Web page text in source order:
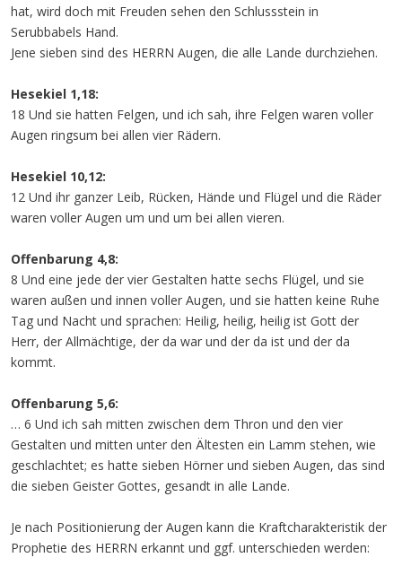
hat, wird doch mit Freuden sehen den Schlussstein in
Serubbabels Hand.
Jene sieben sind des HERRN Augen, die alle Lande durchziehen.
Hesekiel 1,18:
18 Und sie hatten Felgen, und ich sah, ihre Felgen waren voller
Augen ringsum bei allen vier Rädern.
Hesekiel 10,12:
12 Und ihr ganzer Leib, Rücken, Hände und Flügel und die Räder
waren voller Augen um und um bei allen vieren.
Offenbarung 4,8:
8 Und eine jede der vier Gestalten hatte sechs Flügel, und sie
waren außen und innen voller Augen, und sie hatten keine Ruhe
Tag und Nacht und sprachen: Heilig, heilig, heilig ist Gott der
Herr, der Allmächtige, der da war und der da ist und der da
kommt.
Offenbarung 5,6:
… 6 Und ich sah mitten zwischen dem Thron und den vier
Gestalten und mitten unter den Ältesten ein Lamm stehen, wie
geschlachtet; es hatte sieben Hörner und sieben Augen, das sind
die sieben Geister Gottes, gesandt in alle Lande.
Je nach Positionierung der Augen kann die Kraftcharakteristik der
Prophetie des HERRN erkannt und ggf. unterschieden werden: